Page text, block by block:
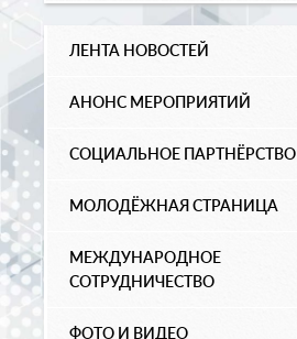
ЛЕНТА НОВОСТЕЙ
АНОНС МЕРОПРИЯТИЙ
СОЦИАЛЬНОЕ ПАРТНЁРСТВО
МОЛОДЁЖНАЯ СТРАНИЦА
МЕЖДУНАРОДНОЕ
СОТРУДНИЧЕСТВО
ФОТО И ВИДЕО